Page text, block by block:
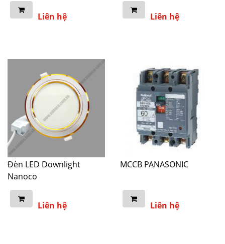
Liên hệ Liên hệ
Đèn LED Downlight
Nanoco
Liên hệ
MCCB PANASONIC
Liên hệ